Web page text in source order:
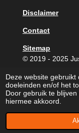
Deze website gebruikt
doeleinden en/of het
Door gebruik te
hiermee akkoord.
Disclaimer
Contact
Sitemap
© 2019 - 2025